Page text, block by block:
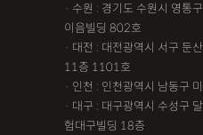
· 수원 : 경기도 수원시 영통
이음빌딩 802호
· 대전 : 대전광역시 서구 둔
11층 1101호
· 인천 : 인천광역시 남동구
· 대구 : 대구광역시 수성구
험대구빌딩 18층